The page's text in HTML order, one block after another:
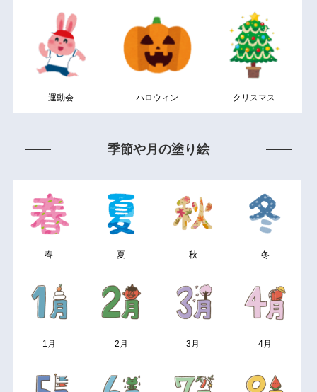
運動会 ハロウィン クリスマス
季節や月の塗り絵
春 夏 秋 冬
1月 2月 3月 4月